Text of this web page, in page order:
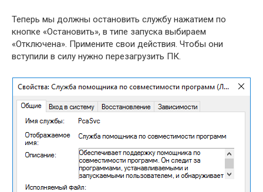
Теперь мы должны остановить службу нажатием по
кнопке «Остановить», в типе запуска выбираем
«Отключена». Примените свои действия. Чтобы они
вступили в силу нужно перезагрузить ПК.